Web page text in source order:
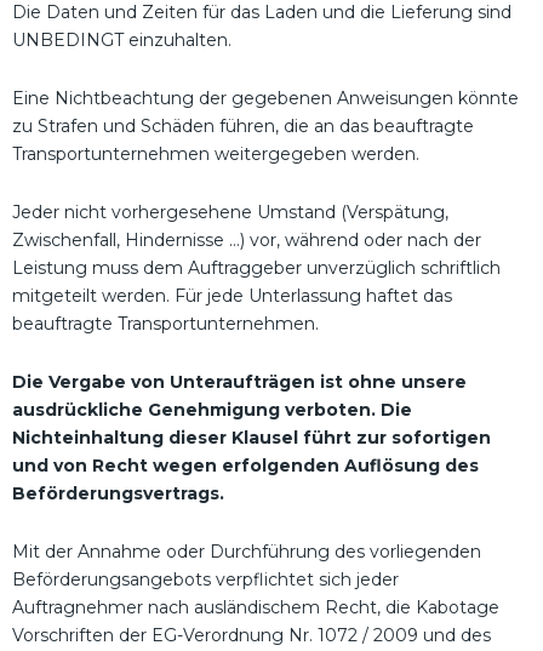
Die Daten und Zeiten für das Laden und die Lieferung sind
UNBEDINGT einzuhalten.
Eine Nichtbeachtung der gegebenen Anweisungen könnte
zu Strafen und Schäden führen, die an das beauftragte
Transportunternehmen weitergegeben werden.
Jeder nicht vorhergesehene Umstand (Verspätung,
Zwischenfall, Hindernisse …) vor, während oder nach der
Leistung muss dem Auftraggeber unverzüglich schriftlich
mitgeteilt werden. Für jede Unterlassung haftet das
beauftragte Transportunternehmen.
Die Vergabe von Unteraufträgen ist ohne unsere
ausdrückliche Genehmigung verboten. Die
Nichteinhaltung dieser Klausel führt zur sofortigen
und von Recht wegen erfolgenden Auflösung des
Beförderungsvertrags.
Mit der Annahme oder Durchführung des vorliegenden
Beförderungsangebots verpflichtet sich jeder
Auftragnehmer nach ausländischem Recht, die Kabotage
Vorschriften der EG-Verordnung Nr. 1072 / 2009 und des